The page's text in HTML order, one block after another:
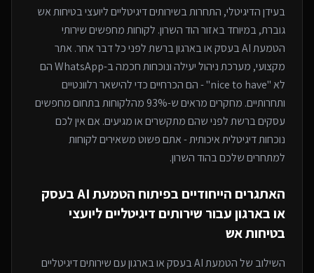
בעידן הדיגיטלי, התחרות בשירותים דיגיטליים ליועצי בטיחות אש
גוברת, במיוחדבאזור הוד השרון. לקוחות מחפשים שירותי
הטמעת AI בעסק או בארגון
ברשת לפני כל דבר אחר. אתר
מקצועי, מערכת ניהול יעילה ונוכחות חכמה ב-WhatsApp הם
לא "nice to have" - הם הכרחיים כדי להישאר רלוונטיים
ותחרותיים. מחקרים מראים ש-93% מהלקוחות בתחום מחפשים
עסקים ברשת לפני שהם מתקשרים או מגיעים. אם אין לכם
נוכחות דיגיטלית איכותית - אתם פשוט משאירים לקוחות
למתחריםשלכם בהוד השרון.
האתגרים הייחודיים בפיתוח
הטמעת AI בעסק
או בארגוןעבור שירותים דיגיטליים ליועצי
בטיחות אש
השילוב שלהטמעת AI בעסק או בארגון עםשירותים דיגיטליים